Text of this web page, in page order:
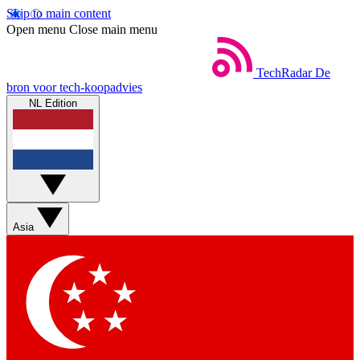
Skip to main content
Open menu Close main menu
TechRadar De
bron voor tech-koopadvies
NL Edition
Asia